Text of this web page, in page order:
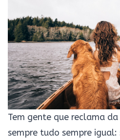
Tem gente que reclama
sempre tudo sempre